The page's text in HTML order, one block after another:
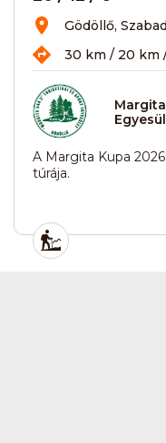
Gödöllő,
30 km / 20 km
A Margita Kupa
túrája.